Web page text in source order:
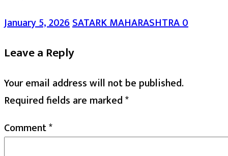
January 5, 2026SATARK MAHARASHTRA0
Leave a Reply
Your email address will not be published.
Required fields are marked*
Comment*